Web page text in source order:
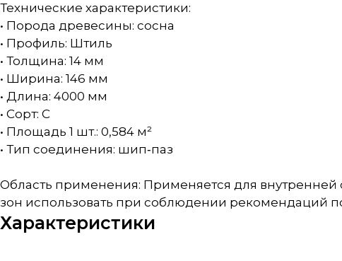
Технические характеристики:
• Порода древесины: сосна
• Профиль: Штиль
• Толщина: 14 мм
• Ширина: 146 мм
• Длина: 4000 мм
• Сорт: С
• Площадь 1 шт.: 0,584 м²
• Тип соединения: шип‑паз
Область применения: Применяется для
зон использовать при соблюдении рекомендаций
Характеристики